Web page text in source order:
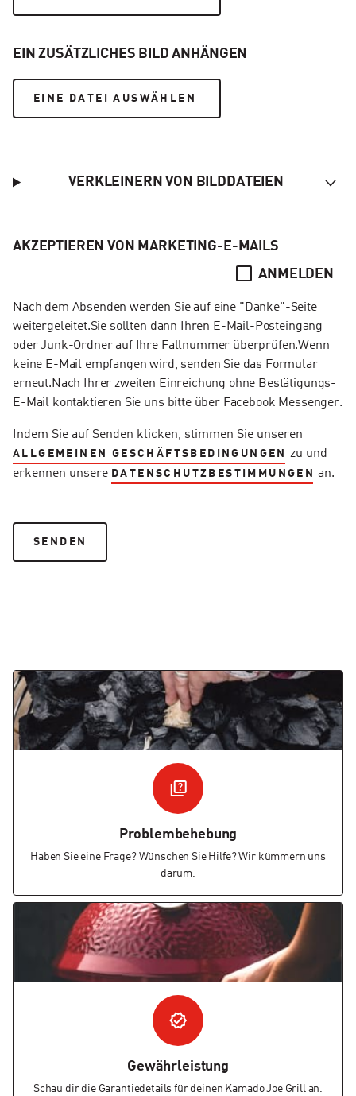
EIN ZUSÄTZLICHES BILD ANHÄNGEN
EINE DATEI AUSWÄHLEN
VERKLEINERN VON BILDDATEIEN
AKZEPTIEREN VON MARKETING-E-MAILS
ANMELDEN
Nach dem Absenden werden Sie auf eine "Danke"-Seite
weitergeleitet.Sie sollten dann Ihren E-Mail-Posteingang
oder Junk-Ordner auf Ihre Fallnummer überprüfen.Wenn
keine E-Mail empfangen wird, senden Sie das Formular
erneut.Nach Ihrer zweiten Einreichung ohne Bestätigungs-
E-Mail kontaktieren Sie uns bitte über Facebook Messenger.
Indem Sie auf Senden klicken, stimmen Sie unseren
ALLGEMEINEN GESCHÄFTSBEDINGUNGEN
zu und
erkennen unsere DATENSCHUTZBESTIMMUNGEN an.
Problembehebung
Haben Sie eine Frage? Wünschen Sie Hilfe? Wir kümmern uns
darum.
Gewährleistung
Schau dir die Garantiedetails für deinen Kamado Joe Grill an.